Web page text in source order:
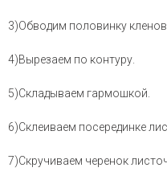
3)Обводим половинку
4)Вырезаем по контуру.
5)Складываем гармошкой.
6)Склеиваем посерединке
7)Скручиваем черенок